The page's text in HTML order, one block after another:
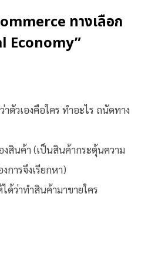
ทางเลือก
Economy”
าตัวเองคือใคร ทำอะไร ถนัดทาง
สินค้า (เป็นสินค้ากระตุ้นความ
การจึงเรียกหา)
ด้ว่าทำสินค้ามาขายใคร